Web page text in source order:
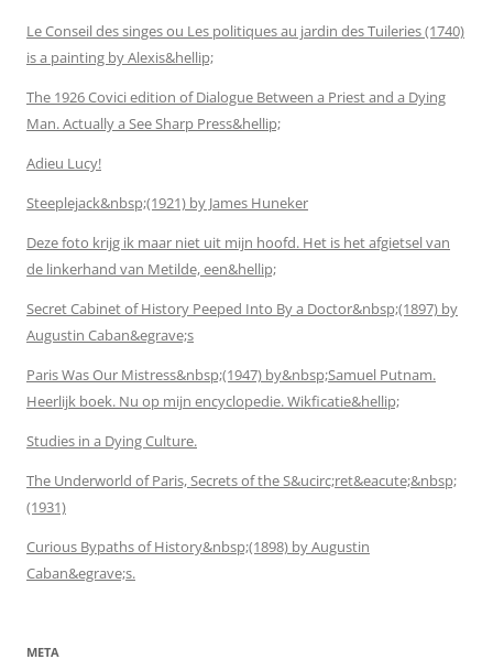
Le Conseil des singes ou Les politiques au jardin des Tuileries (1740)
is a painting by Alexis&hellip;
The 1926 Covici edition of Dialogue Between a Priest and a Dying
Man. Actually a See Sharp Press&hellip;
Adieu Lucy!
Steeplejack&nbsp;(1921) by James Huneker
Deze foto krijg ik maar niet uit mijn hoofd. Het is het afgietsel van
de linkerhand van Metilde, een&hellip;
Secret Cabinet of History Peeped Into By a Doctor&nbsp;(1897) by
Augustin Caban&egrave;s
Paris Was Our Mistress&nbsp;(1947) by&nbsp;Samuel Putnam.
Heerlijk boek. Nu op mijn encyclopedie. Wikficatie&hellip;
Studies in a Dying Culture.
The Underworld of Paris, Secrets of the S&ucirc;ret&eacute;&nbsp;
(1931)
Curious Bypaths of History&nbsp;(1898) by Augustin
Caban&egrave;s.
META